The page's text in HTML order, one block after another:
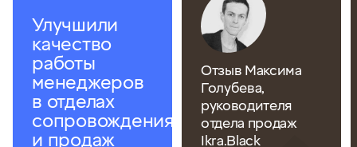
Улучшили
качество
работы
менеджеров
в отделах
сопровождения
и продаж
Отзыв Максима
Голубева,
руководителя
отдела продаж
Ikra.Black